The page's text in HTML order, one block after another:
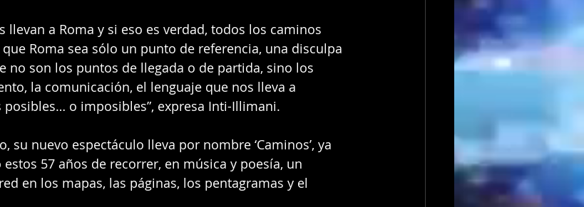
llevan a Roma y si eso es verdad, todos los caminos
Roma sea sólo un punto de referencia, una disculpa
no son los puntos de llegada o de partida, sino los
la comunicación, el lenguaje que nos lleva a
o imposibles”, expresa Inti-Illimani.
su nuevo espectáculo lleva por nombre ‘Caminos’, ya
57 años de recorrer, en música y poesía, un
en los mapas, las páginas, los pentagramas y el